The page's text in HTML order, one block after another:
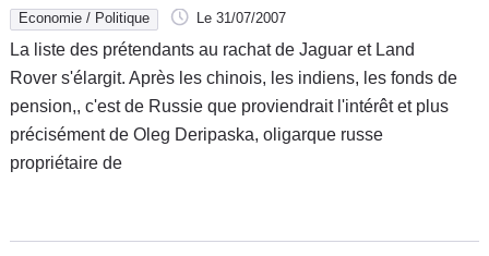
Economie / Politique Le 31/07/2007
La liste des prétendants au rachat de Jaguar et Land
Rover s'élargit. Après les chinois, les indiens, les fonds de
pension,, c'est de Russie que proviendrait l'intérêt et plus
précisément de Oleg Deripaska, oligarque russe
propriétaire de